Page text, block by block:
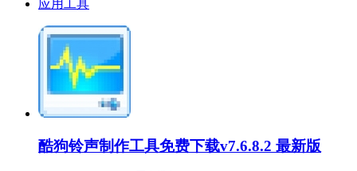
应用工具
酷狗铃声制作工具免费下载v7.6.8.2 最新版